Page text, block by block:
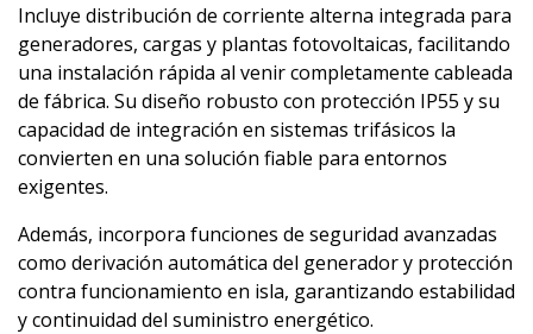
Incluye distribución de corriente alterna integrada para
generadores, cargas y plantas fotovoltaicas, facilitando
una instalación rápida al venir completamente cableada
de fábrica. Su diseño robusto con protección IP55 y su
capacidad de integración en sistemas trifásicos la
convierten en una solución fiable para entornos
exigentes.
Además, incorpora funciones de seguridad avanzadas
como derivación automática del generador y protección
contra funcionamiento en isla, garantizando estabilidad
y continuidad del suministro energético.